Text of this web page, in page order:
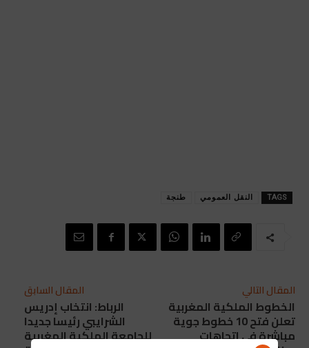
TAGS النقل العمومي طنجة
المقال السابق
الرباط: انتخاب إدريس
الشرايبي رئيسا جديدا
للجامعة الملكية المغربية
المقال التالي
الخطوط الملكية المغربية
تعلن فتح 10 خطوط جوية
مباشرة في اتجاهات